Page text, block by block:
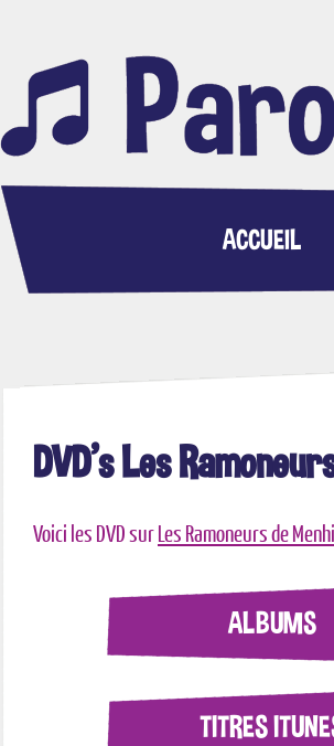
ACCUEIL
DVD's Les
Voici les DVD sur Les Ramoneurs de
ALBUMS
TITRES